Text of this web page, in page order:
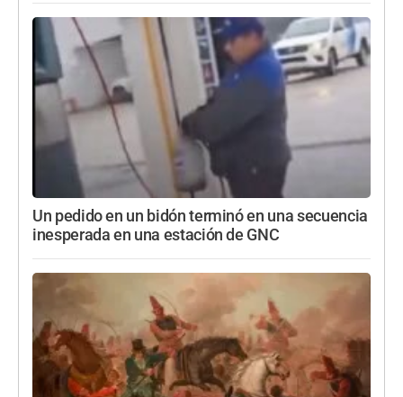
Un pedido en un bidón terminó en una secuencia
inesperada en una estación de GNC